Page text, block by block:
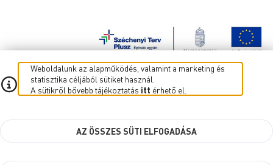
Weboldalunk az alapműködés, valamint a marketing és
statisztika céljából sütiket használ.
A sütikről bővebb tájékoztatás itt érhető el.
AZ ÖSSZES SÜTI ELFOGADÁSA